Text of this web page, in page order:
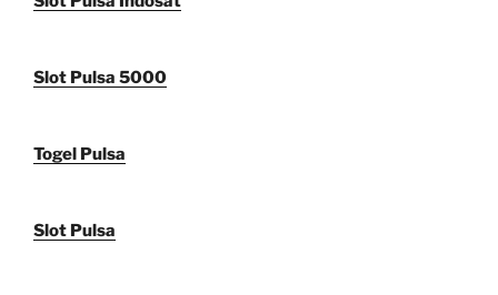
Slot Pulsa 5000
Togel Pulsa
Slot Pulsa